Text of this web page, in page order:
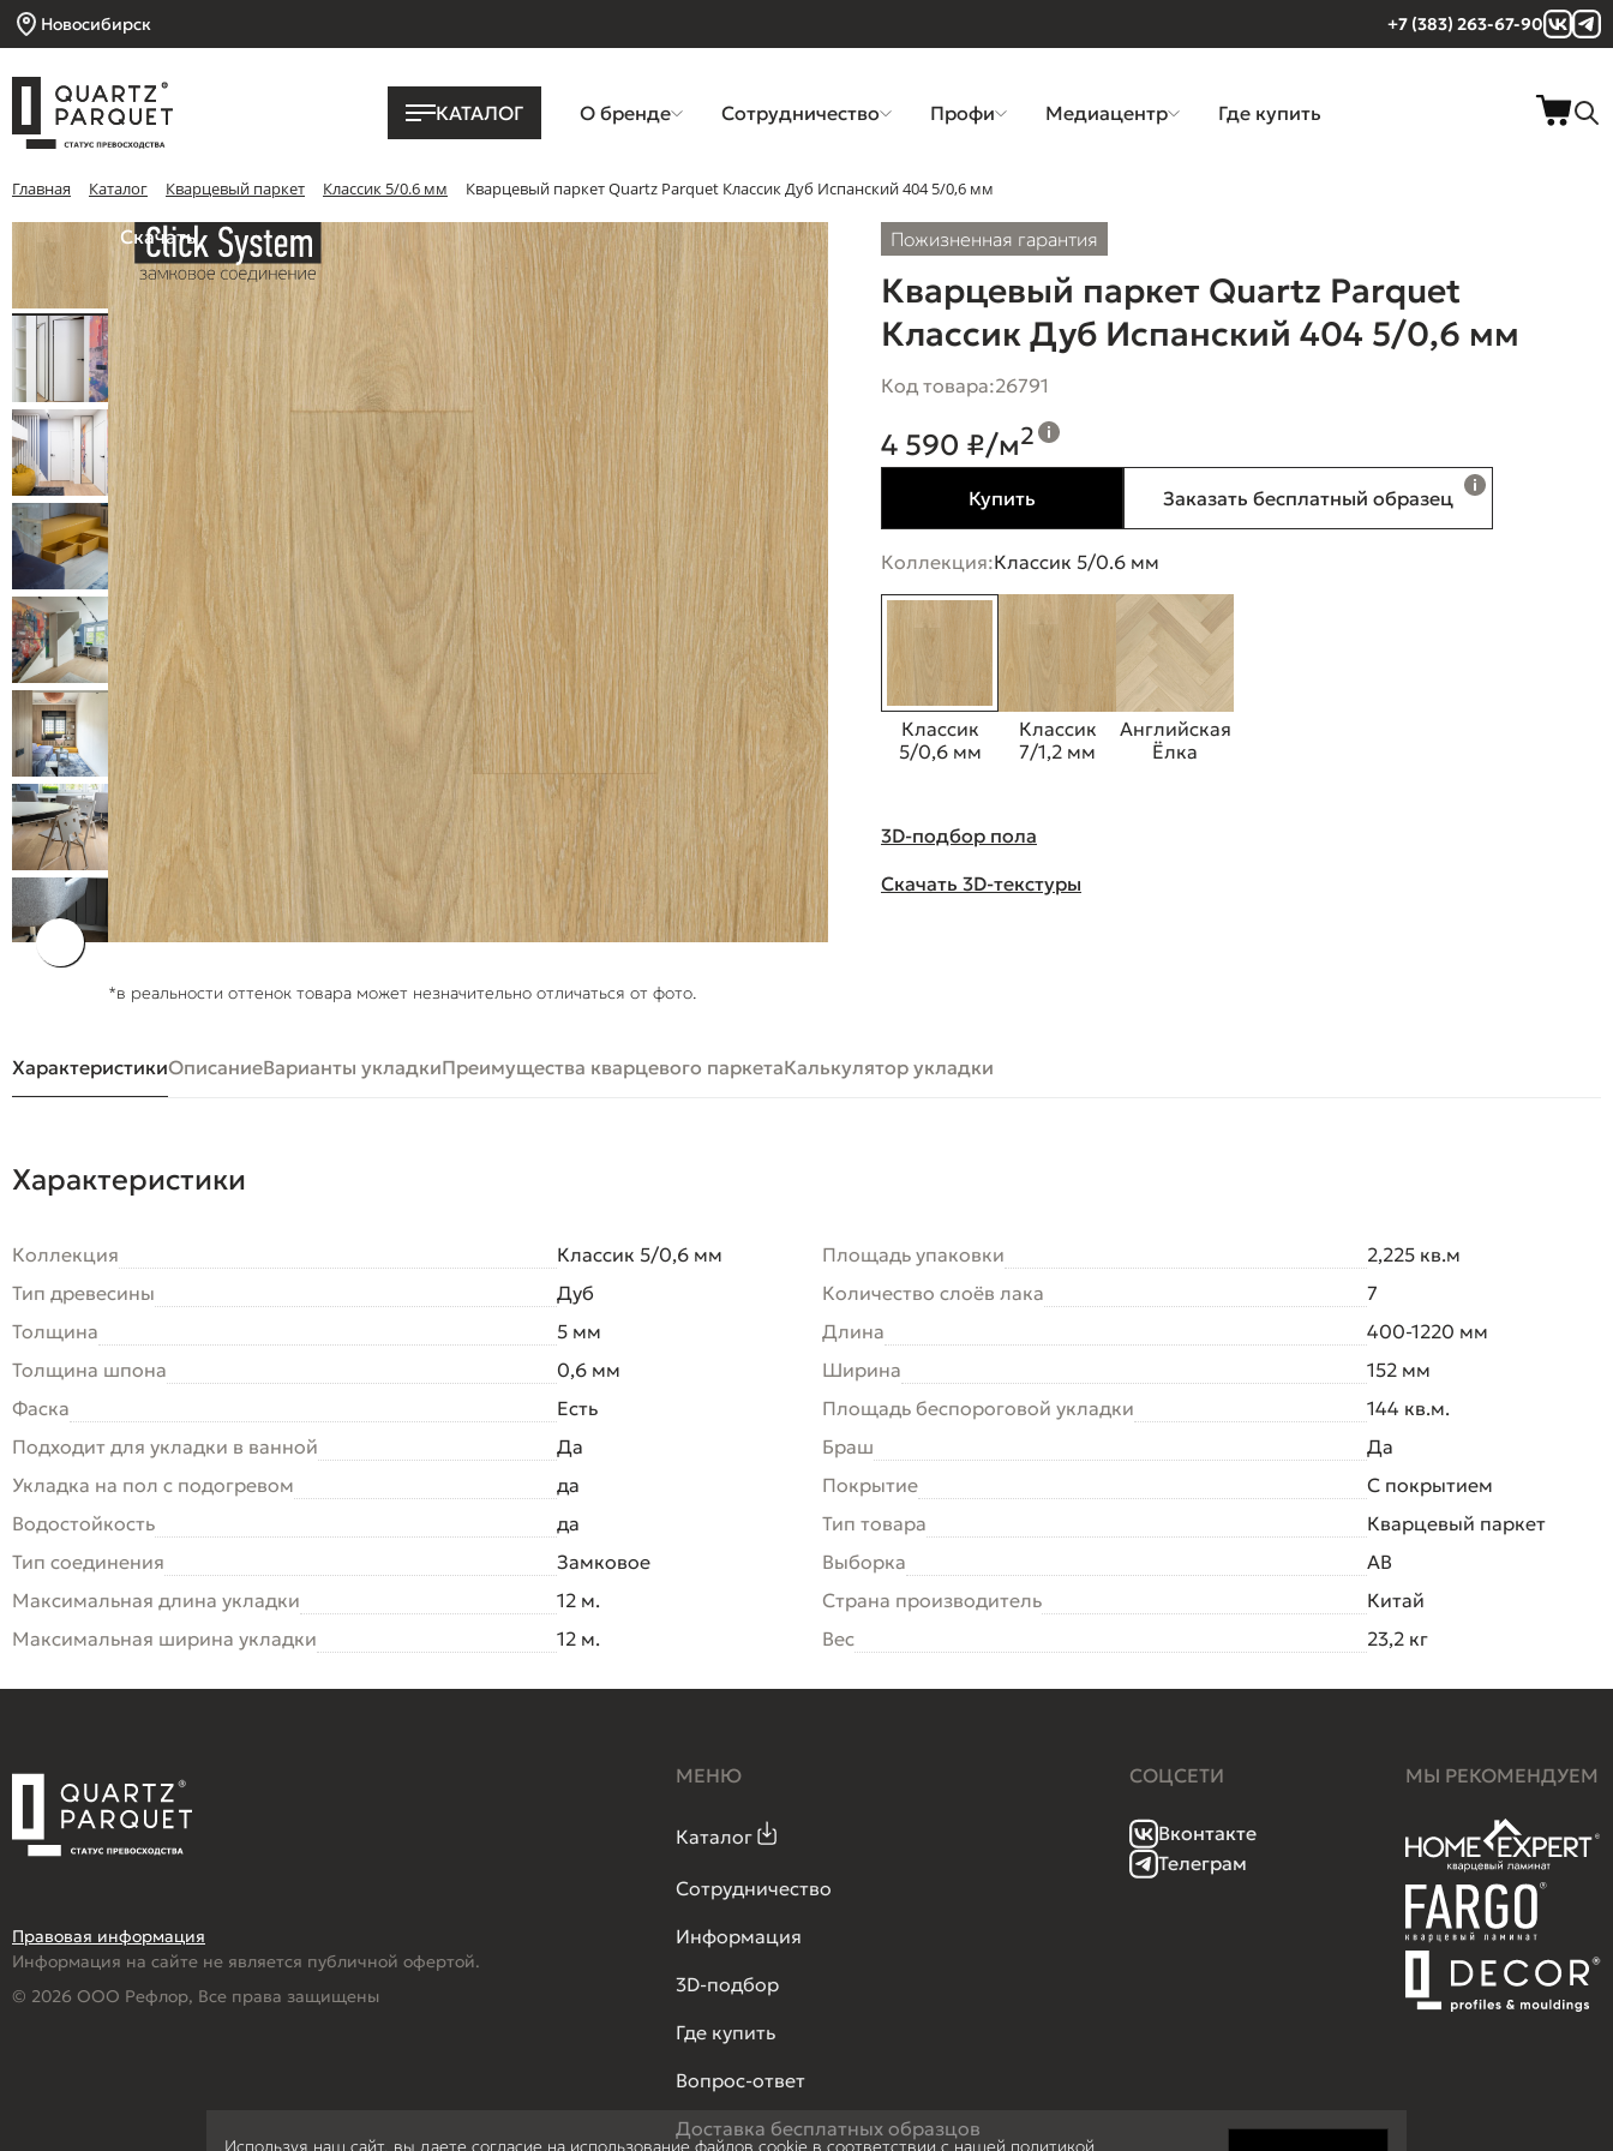
Новосибирск +7 (383) 263-67-90
КАТАЛОГ О бренде Сотрудничество Профи Медиацентр Где купить
Главная Каталог Кварцевый паркет Классик 5/0.6 мм Кварцевый паркет Quartz Parquet Классик Дуб Испанский 404 5/0,6 мм
Скачать
*в реальности оттенок товара может незначительно отличаться от фото.
Пожизненная гарантия
Кварцевый паркет Quartz Parquet
Классик Дуб Испанский 404 5/0,6 мм
Код товара:26791
4 590 ₽/м2
Купить Заказать бесплатный образец
Коллекция:Классик 5/0.6 мм
Классик
5/0,6 мм
Классик
7/1,2 мм
Английская
Ёлка
3D-подбор пола
Скачать 3D-текстуры
ХарактеристикиОписаниеВарианты укладкиПреимущества кварцевого паркетаКалькулятор укладки
Характеристики
Коллекция
Классик 5/0,6 мм
Тип древесины
Дуб
Толщина
5 мм
Толщина шпона
0,6 мм
Фаска
Есть
Подходит для укладки в ванной
Да
Укладка на пол c подогревом
да
Водостойкость
да
Тип соединения
Замковое
Максимальная длина укладки
12 м.
Максимальная ширина укладки
12 м.
Площадь упаковки
2,225 кв.м
Количество слоёв лака
7
Длина
400-1220 мм
Ширина
152 мм
Площадь беспороговой укладки
144 кв.м.
Браш
Да
Покрытие
С покрытием
Тип товара
Кварцевый паркет
Выборка
AB
Страна производитель
Китай
Вес
23,2 кг
Правовая информация
Информация на сайте не является публичной офертой.
© 2026 ООО Рефлор, Все права защищены
МЕНЮ
Каталог
Сотрудничество
Информация
3D-подбор
Где купить
Вопрос-ответ
Доставка бесплатных образцов
СОЦСЕТИ
Вконтакте
Телеграм
МЫ РЕКОМЕНДУЕМ
Используя наш сайт, вы даете согласие на использование файлов cookie в соответствии с нашей политикой